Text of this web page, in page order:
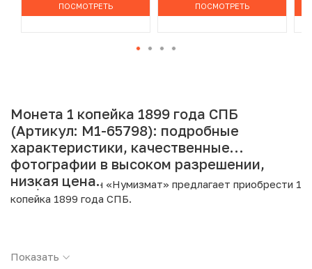
ПОСМОТРЕТЬ ПОСМОТРЕТЬ
Монета 1 копейка 1899 года СПБ
(Артикул: M1-65798): подробные
характеристики, качественные
фотографии в высоком разрешении,
низкая цена.
Интернет магазин «Нумизмат» предлагает приобрести 1
копейка 1899 года СПБ.
Страна: Российская Империя
Показать